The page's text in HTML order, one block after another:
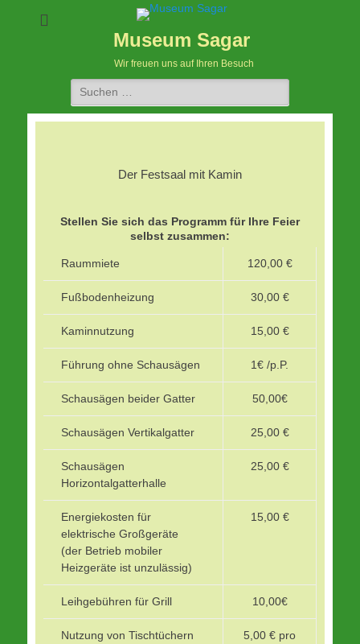
Museum Sagar
Wir freuen uns auf Ihren Besuch
Suchen
nach:
Der Festsaal mit Kamin
Stellen Sie sich das Programm für Ihre Feier
selbst zusammen:
Raummiete 120,00 €
Fußbodenheizung 30,00 €
Kaminnutzung 15,00 €
Führung ohne Schausägen 1€ /p.P.
Schausägen beider Gatter 50,00€
Schausägen Vertikalgatter 25,00 €
Schausägen
Horizontalgatterhalle
25,00 €
Energiekosten für
elektrische Großgeräte
(der Betrieb mobiler
Heizgeräte ist unzulässig)
15,00 €
Leihgebühren für Grill 10,00€
Nutzung von Tischtüchern
5,00 € pro